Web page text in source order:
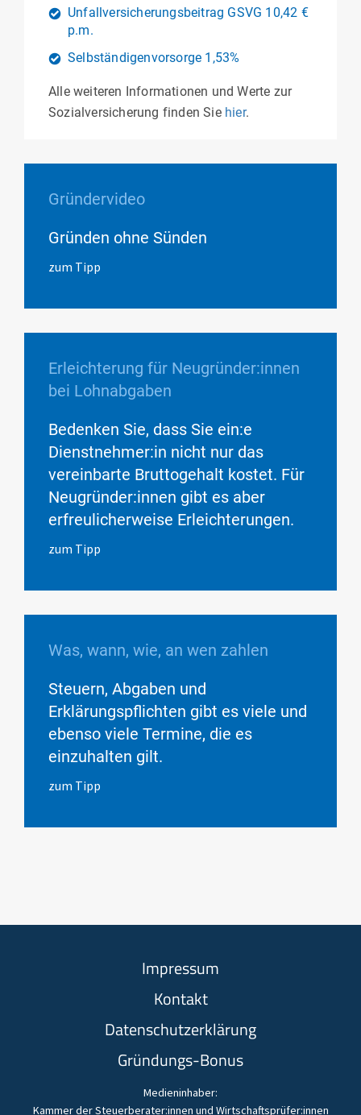
Unfallversicherungsbeitrag GSVG 10,42 €
p.m.
Selbständigenvorsorge 1,53%
Alle weiteren Informationen und Werte zur
Sozialversicherung finden Sie hier.
Gründervideo
Gründen ohne Sünden
zum Tipp
Erleichterung für Neugründer:innen
bei Lohnabgaben
Bedenken Sie, dass Sie ein:e
Dienstnehmer:in nicht nur das
vereinbarte Bruttogehalt kostet. Für
Neugründer:innen gibt es aber
erfreulicherweise Erleichterungen.
zum Tipp
Was, wann, wie, an wen zahlen
Steuern, Abgaben und
Erklärungspflichten gibt es viele und
ebenso viele Termine, die es
einzuhalten gilt.
zum Tipp
Impressum
Kontakt
Datenschutzerklärung
Gründungs-Bonus
Medieninhaber:
Kammer der Steuerberater:innen und Wirtschaftsprüfer:innen